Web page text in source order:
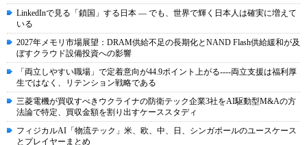
LinkedInで見る「鎖国」する日本 ― でも、世界で輝く日本人は確実に増えて
いる
2027年メモリ市場展望：DRAM供給不足の長期化とNAND Flash供給緩和が及
ぼすクラウド設備投資への影響
「両立しやすい職場」で定着意向が44.9ポイント上がる----両立支援は福利厚
生ではなく、リテンション戦略である
三菱電機が買収すべきウクライナの防衛テック企業3社をAI駆動型M&Aの方
法論で特定、買収金額を割り出すケーススタディ
フィジカルAI「物流テック」米、欧、中、日、シンガポールのユースケース
とプレイヤーまとめ